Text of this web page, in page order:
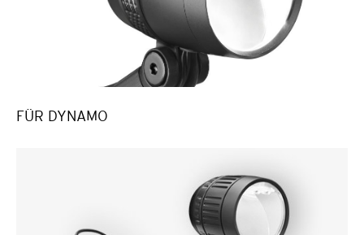
FÜR DYNAMO